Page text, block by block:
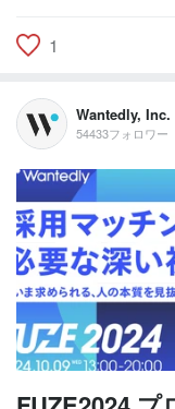
1
Wantedly, Inc.
54433フォロワー